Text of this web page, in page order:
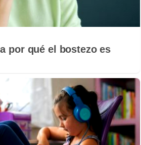
por qué el bostezo es